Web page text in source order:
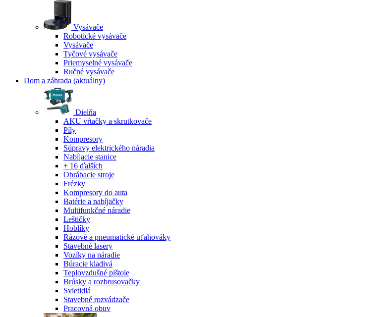
Vysávače
Robotické vysávače
Vysávače
Tyčové vysávače
Priemyselné vysávače
Ručné vysávače
Dom a záhrada (aktuálny)
Dielňa
AKU vŕtačky a skrutkovače
Píly
Kompresory
Súpravy elektrického náradia
Nabíjacie stanice
+ 16 ďalších
Obrábacie stroje
Frézky
Kompresory do auta
Batérie a nabíjačky
Multifunkčné náradie
Leštičky
Hoblíky
Rázové a pneumatické uťahováky
Stavebné lasery
Vozíky na náradie
Búracie kladivá
Teplovzdušné pištole
Brúsky a rozbrusovačky
Svietidlá
Stavebné rozvádzače
Pracovná obuv